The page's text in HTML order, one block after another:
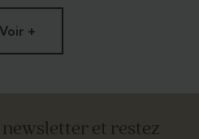
allumette personnalisé et
Voir +
et restez